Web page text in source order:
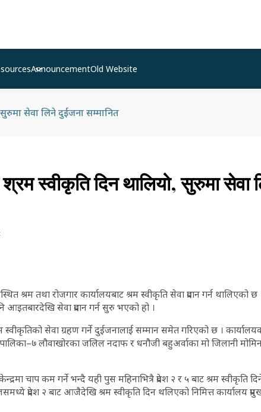
AnnouncementOld Website
सुरुमा सेवा लिने दुईजना सम्मानित
स्वीकृति दिन थालियो, सुरुमा सेवा
श्रम तथा रोजगार कार्यालयबाट श्रम स्वीकृति सेवा प्रदान गर्न
आइतबारदेखि सेवा प्रदान गर्न सुरु भएको हो ।
स्वीकृतिको सेवा ग्रहण गर्ने दुईजनालाई सम्मान समेत गरिएको छ ।
लौवाखोरका जलिल नदाफ र धनौजी बहुअर्वाका मो जिलानी
चाप कम गर्ने भन्दै यही पुस महिनाभित्रै प्रदेश २ र ५ बाट श्रम स्वीकृति
प्रदेश २ बाट आजैदेखि श्रम स्वीकृति दिन थलिएको निमित्त कार्यालय